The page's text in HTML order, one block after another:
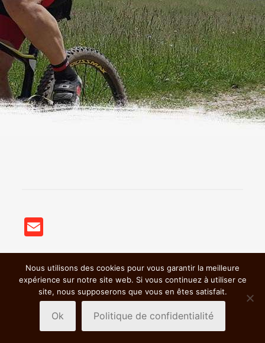
Email
© 2018 BSC VTT St Germain Nuelles | Mentions légales &
Politiques de confidentialité|
Nous utilisons des cookies pour vous garantir la meilleure
expérience sur notre site web. Si vous continuez à utiliser ce
site, nous supposerons que vous en êtes satisfait.
Ok Politique de confidentialité